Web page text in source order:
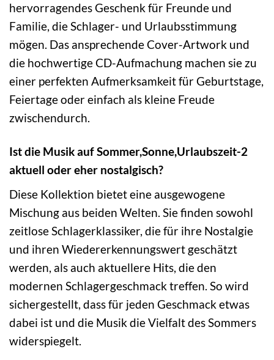
hervorragendes Geschenk für Freunde und
Familie, die Schlager- und Urlaubsstimmung
mögen. Das ansprechende Cover-Artwork und
die hochwertige CD-Aufmachung machen sie zu
einer perfekten Aufmerksamkeit für Geburtstage,
Feiertage oder einfach als kleine Freude
zwischendurch.
Ist die Musik auf Sommer,Sonne,Urlaubszeit-2
aktuell oder eher nostalgisch?
Diese Kollektion bietet eine ausgewogene
Mischung aus beiden Welten. Sie finden sowohl
zeitlose Schlagerklassiker, die für ihre Nostalgie
und ihren Wiedererkennungswert geschätzt
werden, als auch aktuellere Hits, die den
modernen Schlagergeschmack treffen. So wird
sichergestellt, dass für jeden Geschmack etwas
dabei ist und die Musik die Vielfalt des Sommers
widerspiegelt.